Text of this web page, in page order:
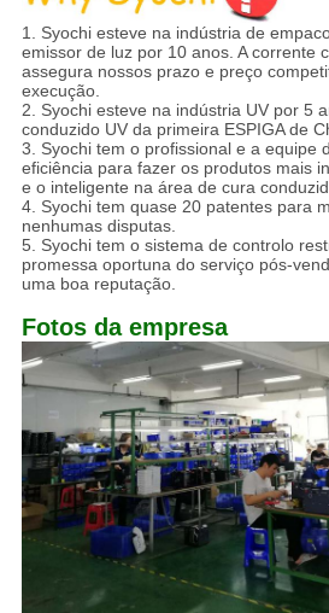
1. Syochi esteve na indústria de
emissor de luz por 10 anos. A corrente
assegura nossos prazo e preço
execução.
2. Syochi esteve na indústria UV por 5
conduzido UV da primeira ESPIGA de
3. Syochi tem o profissional e a equipe
eficiência para fazer os produtos mais
e o inteligente na área de cura
4. Syochi tem quase 20 patentes para
nenhumas disputas.
5. Syochi tem o sistema de controlo
promessa oportuna do serviço pós-
uma boa reputação.
Fotos da empresa